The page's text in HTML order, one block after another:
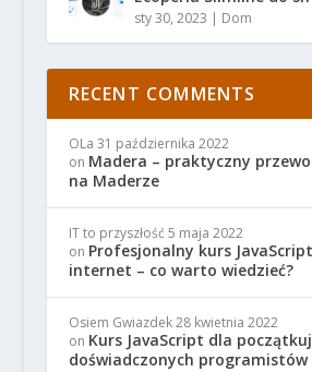
sty 30, 2023 | Dom
RECENT COMMENTS
OLa 31 października 2022
on Madera – praktyczny
na Maderze
IT to przyszłość 5 maja 2022
on Profesjonalny kurs
internet – co warto wiedzieć?
Osiem Gwiazdek 28 kwietnia 2022
on Kurs JavaScript dla
doświadczonych programistów